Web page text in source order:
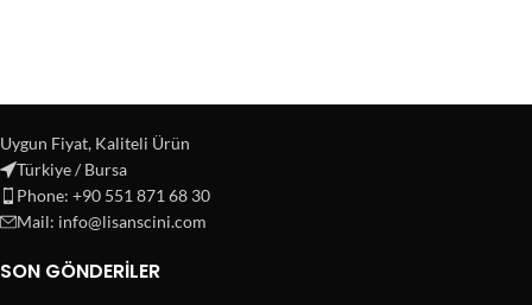
Uygun Fiyat, Kaliteli Ürün
Türkiye / Bursa
Phone: +90 551 871 68 30
Mail: info@lisanscini.com
SON GÖNDERILER